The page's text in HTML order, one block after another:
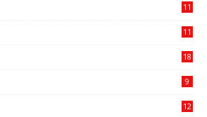
11
11
18
9
12